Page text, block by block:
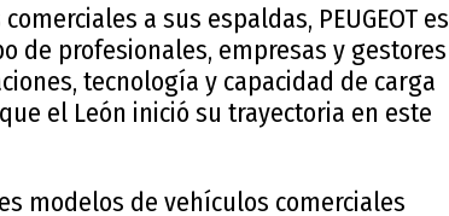
a sus espaldas, PEUGEOT es
de profesionales, empresas y gestores
tecnología y capacidad de carga
el León inició su trayectoria en este
modelos de vehículos comerciales